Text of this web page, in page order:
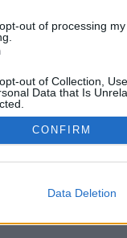
out of processing
out of Collection,
Data that Is
CONFIRM
Data Deletion
Delfine und
testen die gelehrigen
die
- aber sie steht auf
der Hufschmied kommt.